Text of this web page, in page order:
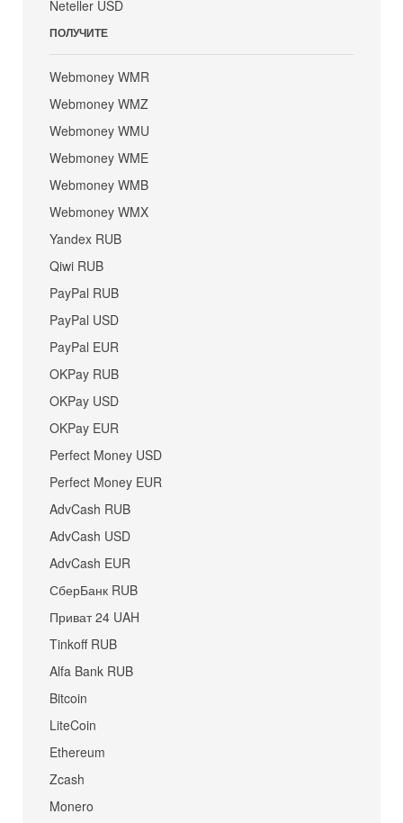
Neteller USD
ПОЛУЧИТЕ
Webmoney WMR
Webmoney WMZ
Webmoney WMU
Webmoney WME
Webmoney WMB
Webmoney WMX
Yandex RUB
Qiwi RUB
PayPal RUB
PayPal USD
PayPal EUR
OKPay RUB
OKPay USD
OKPay EUR
Perfect Money USD
Perfect Money EUR
AdvCash RUB
AdvCash USD
AdvCash EUR
СберБанк RUB
Приват 24 UAH
Tinkoff RUB
Alfa Bank RUB
Bitcoin
LiteCoin
Ethereum
Zcash
Monero